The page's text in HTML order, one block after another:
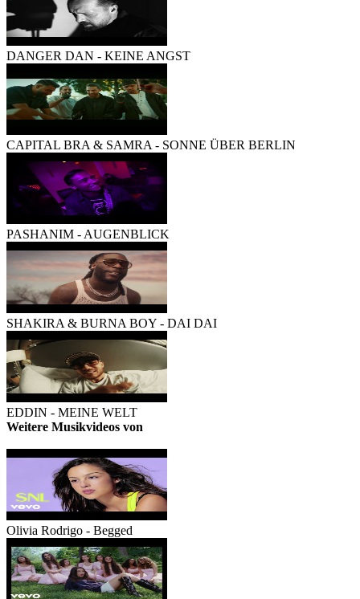
DANGER DAN - KEINE ANGST
CAPITAL BRA & SAMRA - SONNE ÜBER BERLIN
PASHANIM - AUGENBLICK
SHAKIRA & BURNA BOY - DAI DAI
EDDIN - MEINE WELT
Weitere Musikvideos von
Olivia Rodrigo - Begged